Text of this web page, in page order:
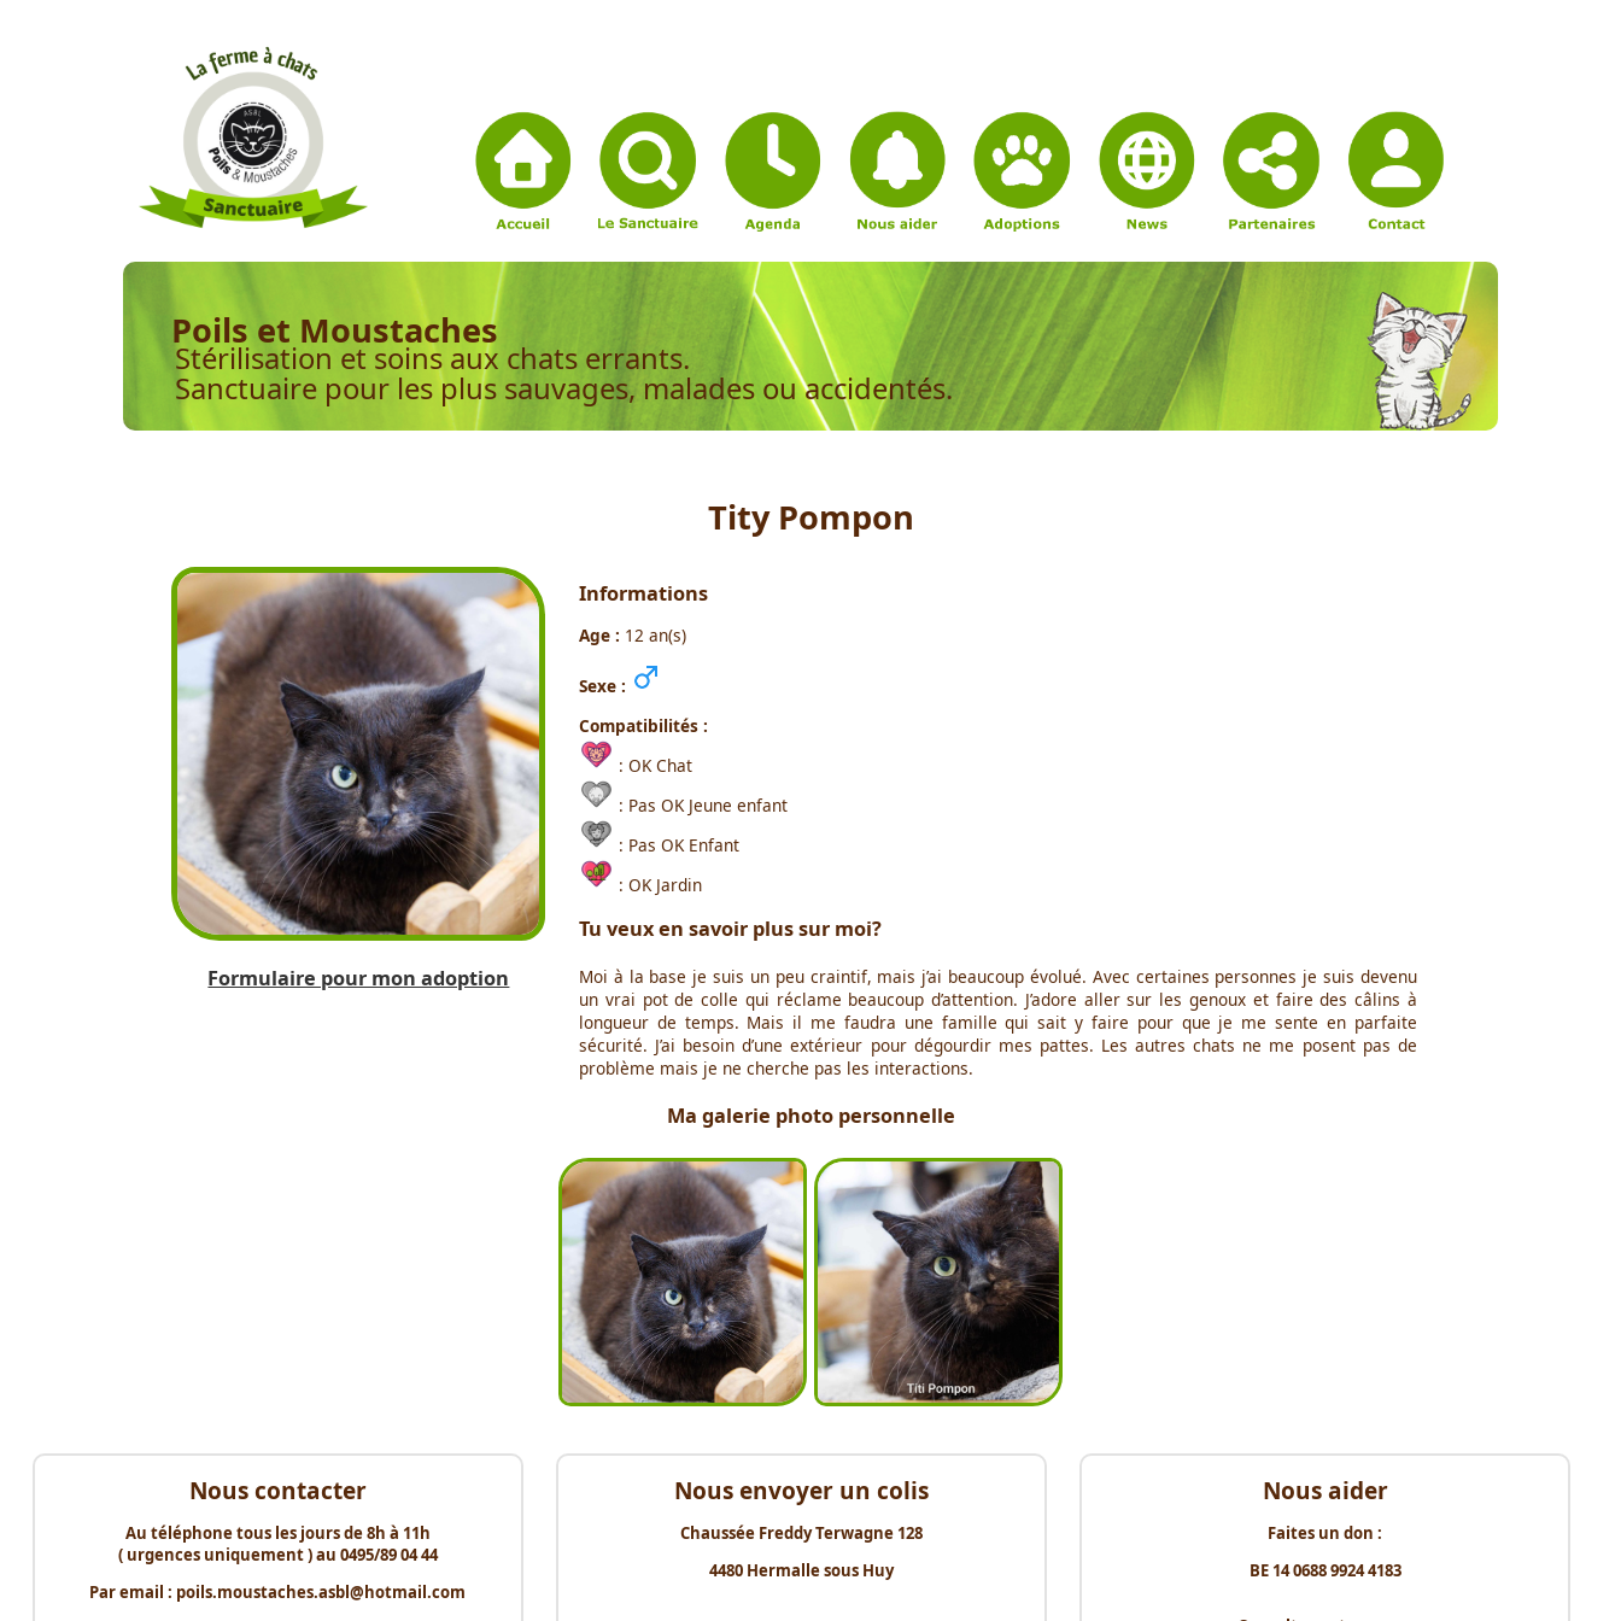
Poils et Moustaches
Stérilisation et soins aux chats errants.
Sanctuaire pour les plus sauvages, malades ou accidentés.
Tity Pompon
Formulaire pour mon adoption
Informations
Age : 12 an(s)
Sexe :
Compatibilités :
: OK Chat
: Pas OK Jeune enfant
: Pas OK Enfant
: OK Jardin
Tu veux en savoir plus sur moi?
Moi à la base je suis un peu craintif, mais j’ai beaucoup évolué. Avec certaines personnes je suis devenu
un vrai pot de colle qui réclame beaucoup d’attention. J’adore aller sur les genoux et faire des câlins à
longueur de temps. Mais il me faudra une famille qui sait y faire pour que je me sente en parfaite
sécurité. J’ai besoin d’une extérieur pour dégourdir mes pattes. Les autres chats ne me posent pas de
problème mais je ne cherche pas les interactions.
Ma galerie photo personnelle
Nous contacter
Au téléphone tous les jours de 8h à 11h
( urgences uniquement ) au 0495/89 04 44
Par email : poils.moustaches.asbl@hotmail.com
Nous envoyer un colis
Chaussée Freddy Terwagne 128
4480 Hermalle sous Huy
Nous aider
Faites un don :
BE 14 0688 9924 4183